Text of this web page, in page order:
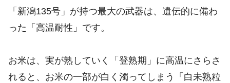
「新潟135号」が持つ最大の武器は、遺伝的に備わ
った「高温耐性」です。
お米は、実が熟していく「登熟期」に高温にさらさ
れると、お米の一部が白く濁ってしまう「白未熟粒